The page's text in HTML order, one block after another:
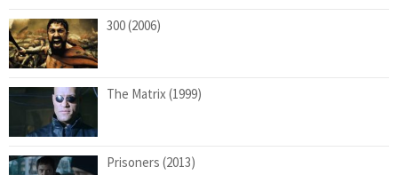
300 (2006)
The Matrix (1999)
Prisoners (2013)